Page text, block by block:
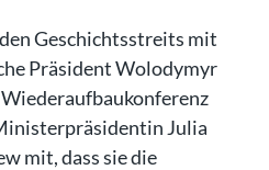
Geschichtsstreits mit
Präsident Wolodymyr
Julia
mit, dass sie die